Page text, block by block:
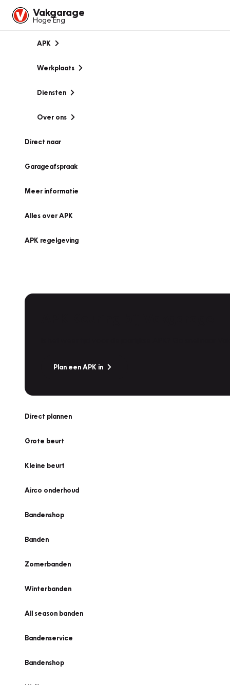
Vakgarage
Hoge Eng
APK
Werkplaats
Diensten
Over ons
Direct naar
Garageafspraak
Meer informatie
Alles over APK
APK regelgeving
Plan een APK in
Direct plannen
Grote beurt
Kleine beurt
Airco onderhoud
Bandenshop
Banden
Zomerbanden
Winterbanden
All season banden
Bandenservice
Bandenshop